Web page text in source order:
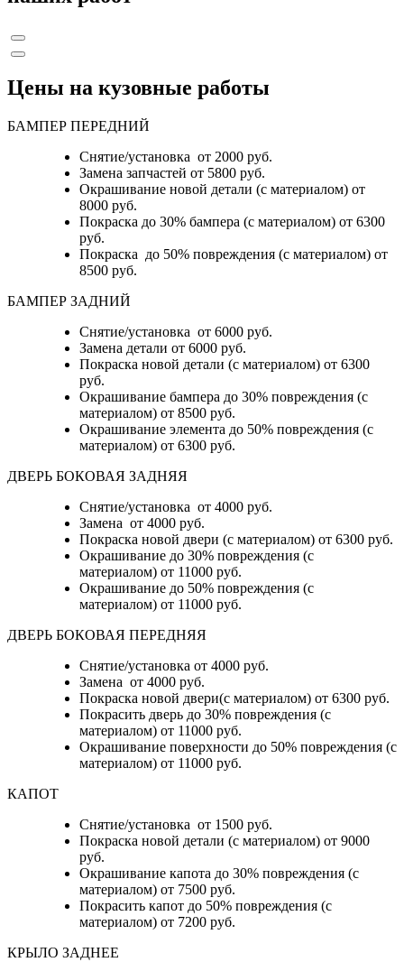
Цены на кузовные работы
БАМПЕР ПЕРЕДНИЙ
Снятие/установка от 2000 руб.
Замена запчастей от 5800 руб.
Окрашивание новой детали (с материалом) от
8000 руб.
Покраска до 30% бампера (с материалом) от 6300
руб.
Покраска до 50% повреждения (с материалом) от
8500 руб.
БАМПЕР ЗАДНИЙ
Снятие/установка от 6000 руб.
Замена детали от 6000 руб.
Покраска новой детали (с материалом) от 6300
руб.
Окрашивание бампера до 30% повреждения (с
материалом) от 8500 руб.
Окрашивание элемента до 50% повреждения (с
материалом) от 6300 руб.
ДВЕРЬ БОКОВАЯ ЗАДНЯЯ
Снятие/установка от 4000 руб.
Замена от 4000 руб.
Покраска новой двери (с материалом) от 6300 руб.
Окрашивание до 30% повреждения (с
материалом) от 11000 руб.
Окрашивание до 50% повреждения (с
материалом) от 11000 руб.
ДВЕРЬ БОКОВАЯ ПЕРЕДНЯЯ
Снятие/установка от 4000 руб.
Замена от 4000 руб.
Покраска новой двери(с материалом) от 6300 руб.
Покрасить дверь до 30% повреждения (с
материалом) от 11000 руб.
Окрашивание поверхности до 50% повреждения (с
материалом) от 11000 руб.
КАПОТ
Снятие/установка от 1500 руб.
Покраска новой детали (с материалом) от 9000
руб.
Окрашивание капота до 30% повреждения (с
материалом) от 7500 руб.
Покрасить капот до 50% повреждения (с
материалом) от 7200 руб.
КРЫЛО ЗАДНЕЕ